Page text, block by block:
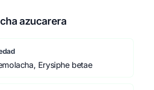
azucarera
Erysiphe betae